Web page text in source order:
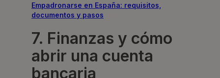
Empadronarse en España: requisitos,
documentos y pasos
7. Finanzas y cómo
abrir una cuenta
bancaria